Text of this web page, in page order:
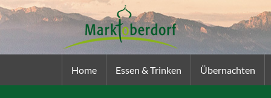
Home Essen & Trinken Übernachten